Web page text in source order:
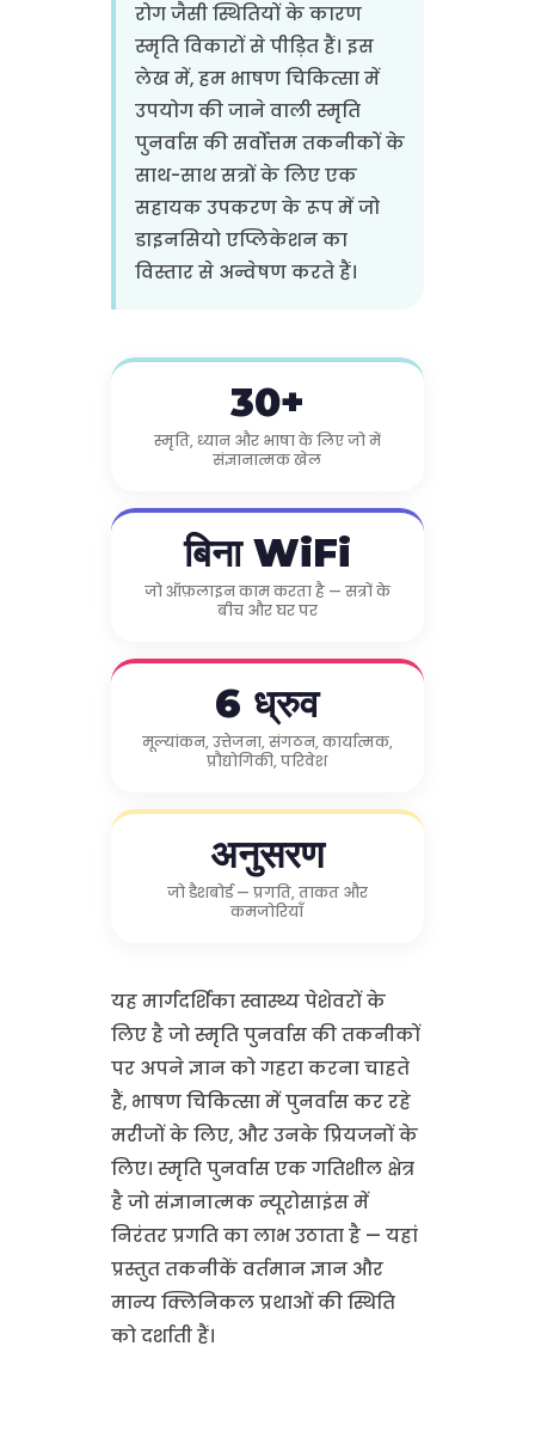
रोग जैसी स्थितियों के कारण
स्मृति विकारों से पीड़ित हैं। इस
लेख में, हम भाषण चिकित्सा में
उपयोग की जाने वाली स्मृति
पुनर्वास की सर्वोत्तम तकनीकों के
साथ-साथ सत्रों के लिए एक
सहायक उपकरण के रूप में जो
डाइनसियो एप्लिकेशन का
विस्तार से अन्वेषण करते हैं।
30+
स्मृति, ध्यान और भाषा के लिए जो में
संज्ञानात्मक खेल
बिना WiFi
जो ऑफ़लाइन काम करता है — सत्रों के
बीच और घर पर
6 ध्रुव
मूल्यांकन, उत्तेजना, संगठन, कार्यात्मक,
प्रौद्योगिकी, परिवेश
अनुसरण
जो डैशबोर्ड — प्रगति, ताकत और
कमजोरियाँ
यह मार्गदर्शिका स्वास्थ्य पेशेवरों के
लिए है जो स्मृति पुनर्वास की तकनीकों
पर अपने ज्ञान को गहरा करना चाहते
हैं, भाषण चिकित्सा में पुनर्वास कर रहे
मरीजों के लिए, और उनके प्रियजनों के
लिए। स्मृति पुनर्वास एक गतिशील क्षेत्र
है जो संज्ञानात्मक न्यूरोसाइंस में
निरंतर प्रगति का लाभ उठाता है — यहां
प्रस्तुत तकनीकें वर्तमान ज्ञान और
मान्य क्लिनिकल प्रथाओं की स्थिति
को दर्शाती हैं।